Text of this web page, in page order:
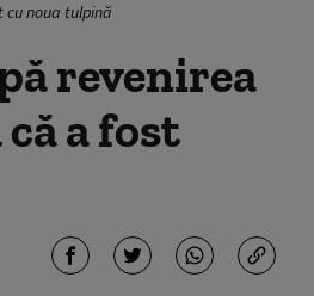
cu noua tulpină
revenirea
a fost